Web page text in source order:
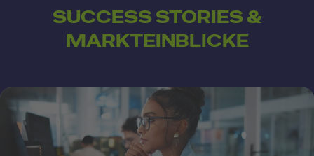
SUCCESS STORIES &
MARKTEINBLICKE